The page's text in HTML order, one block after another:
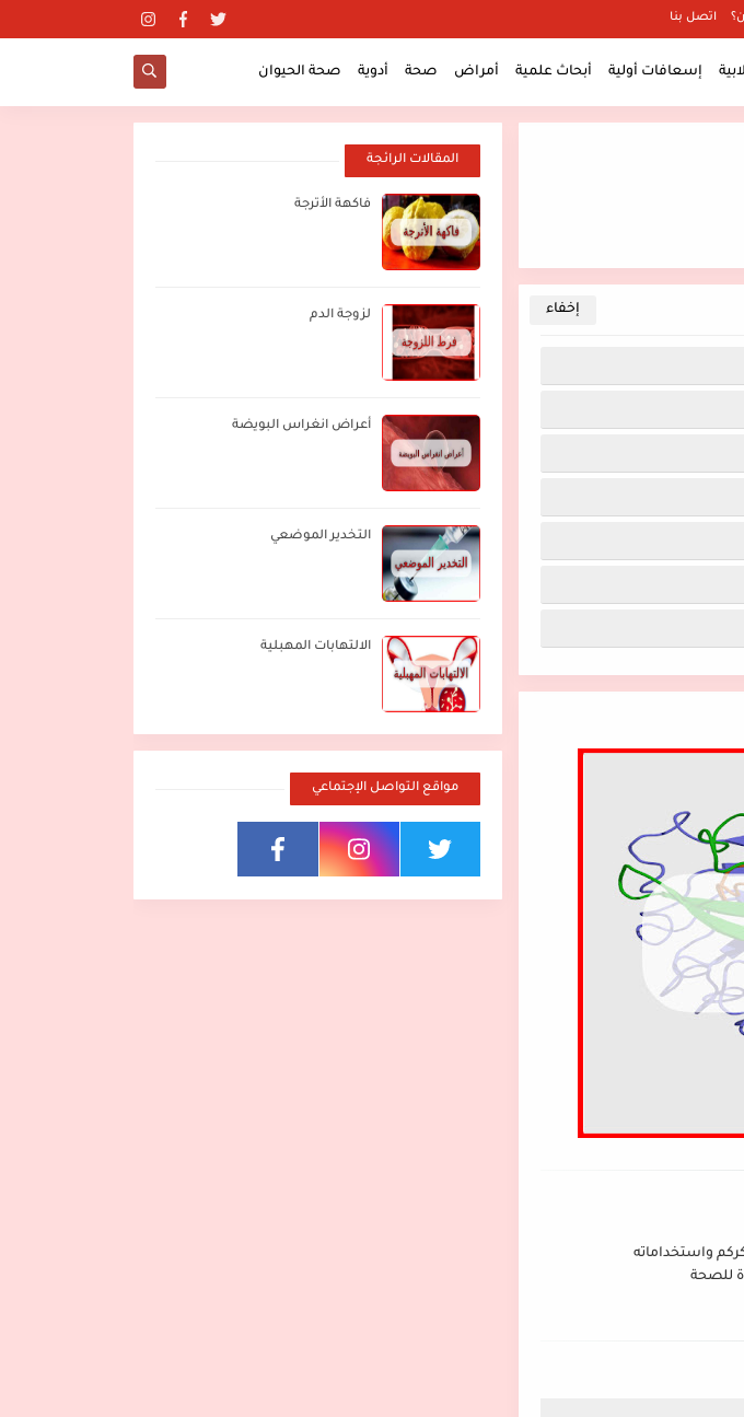
اتصل بنا
إسعافات أولية أبحاث علمية أمراض صحة أدوية صحة الحيوان
واستخداماته
للصحة
المقالات الرائجة
فاكهة الأترجة
لزوجة الدم
أعراض انغراس البويضة
التخدير الموضعي
الالتهابات المهبلية
مواقع التواصل الإجتماعي